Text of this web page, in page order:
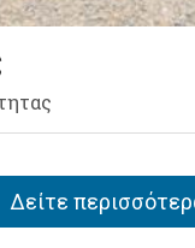
Δείτε